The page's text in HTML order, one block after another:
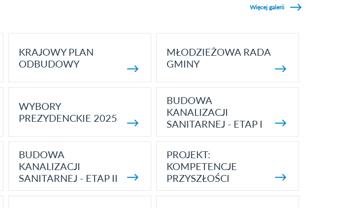
Więcej galerii
KRAJOWY PLAN
ODBUDOWY
MŁODZIEŻOWA RADA
GMINY
WYBORY
PREZYDENCKIE 2025
BUDOWA
KANALIZACJI
SANITARNEJ - ETAP I
BUDOWA
KANALIZACJI
SANITARNEJ - ETAP II
PROJEKT:
KOMPETENCJE
PRZYSZŁOŚCI